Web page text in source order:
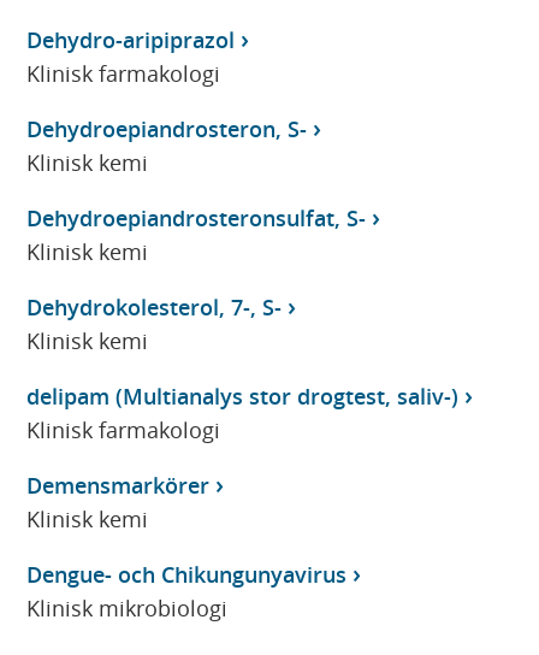
Dehydro-aripiprazol
Klinisk farmakologi
Dehydroepiandrosteron, S-
Klinisk kemi
Dehydroepiandrosteronsulfat, S-
Klinisk kemi
Dehydrokolesterol, 7-, S-
Klinisk kemi
delipam (Multianalys stor drogtest, saliv-)
Klinisk farmakologi
Demensmarkörer
Klinisk kemi
Dengue- och Chikungunyavirus
Klinisk mikrobiologi